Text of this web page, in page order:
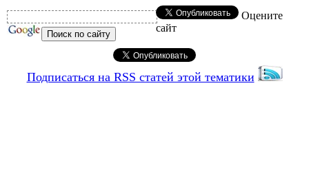
Оцените
сайт
Подписаться на RSS статей этой тематики